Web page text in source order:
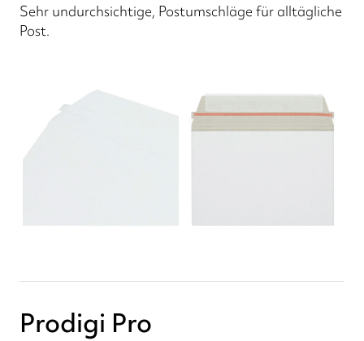
Sehr undurchsichtige, Postumschläge für alltägliche
Post.
Prodigi Pro